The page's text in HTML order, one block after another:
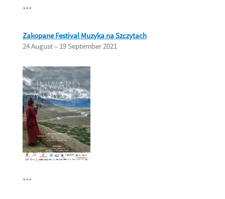
***
Zakopane Festival Muzyka na Szczytach
24 August – 19 September 2021
***